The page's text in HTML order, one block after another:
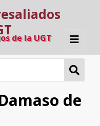
de la UGT
de